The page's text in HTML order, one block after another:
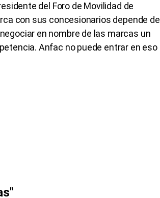
del Foro de Movilidad de
con sus concesionarios depende de
en nombre de las marcas un
Anfac no puede entrar en eso